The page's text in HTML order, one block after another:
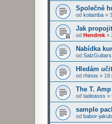
Společné
od kolamba »
Jak
od Hendrek »
Nabídka
od SalzGuitars
Hledám
od rhinos »
The T.
od tadeasss »
sample
od babor-jakub